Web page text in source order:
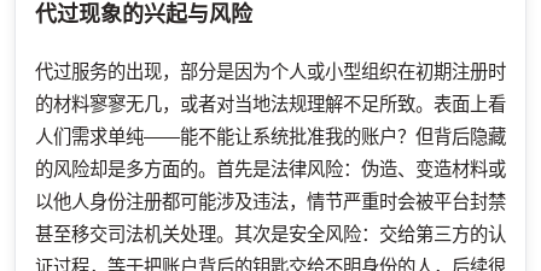
代过现象的兴起与风险
代过服务的出现，部分是因为个人或小型组织在初期注册时
的材料寥寥无几，或者对当地法规理解不足所致。表面上看
人们需求单纯——能不能让系统批准我的账户？但背后隐藏
的风险却是多方面的。首先是法律风险：伪造、变造材料或
以他人身份注册都可能涉及违法，情节严重时会被平台封禁
甚至移交司法机关处理。其次是安全风险：交给第三方的认
证过程，等于把账户背后的钥匙交给不明身份的人，后续很